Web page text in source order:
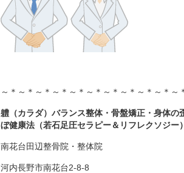
～＊～＊～＊～＊～＊～＊～＊～＊～＊～＊～
軆（カラダ）バランス整体・骨盤矯正・身体
ぼ健康法（若石足圧セラピー＆リフレクソジー
南花台田辺整骨院・整体院
河内長野市南花台2-8-8